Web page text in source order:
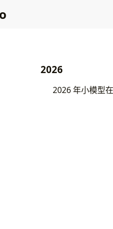
2026
2026 年小模型